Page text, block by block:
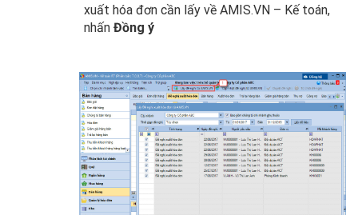
xuất hóa đơn cần lấy về AMIS.VN – Kế toán,
nhấn Đồng ý